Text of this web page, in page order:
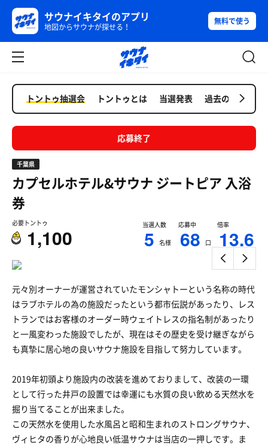
サウナイキタイのアプリ
地図からサウナが探せる！
無料で使う
トントゥ抽選会 トントゥとは 当選発表 過去の抽選会
応募終了
千葉県
カプセルホテル&サウナ ジートピア 入浴
券
必要トントゥ
1,100
当選人数
5 名様
応募中
68 口
倍率
13.6
元々別オーナーが運営されていたモンシャトーという名称の時代
はラブホテルの為の施設だったという都市伝説があったり、レス
トランではお客様のオーダー時ウェイトレスの指名制があったり
と一風変わった施設でしたが、現在はその歴史を受け継ぎながら
も真摯に居心地の良いサウナ施設を目指して努力しています。
2019年初頭より施設内の改装を進めておりまして、改装の一環
として行った井戸の設置では幸運にも水質の良い飲める天然水を
掘り当てることが出来ました。
この天然水を使用した水風呂と昭和生まれのストロングサウナ、
ヴィヒタの香りが心地良い低温サウナは当店の一押しです。ま